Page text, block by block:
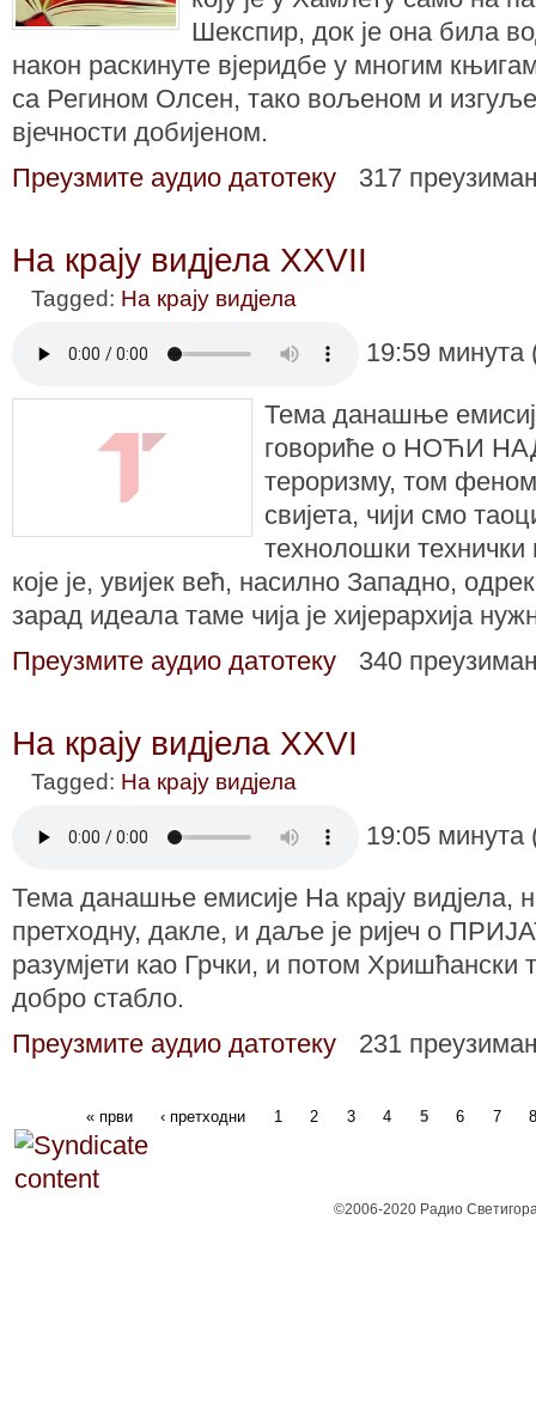
Шекспир, док је она била
након раскинуте вјеридбе у многим
са Регином Олсен, тако вољеном и
вјечности добијеном.
Преузмите аудио датотеку
317
На крају видјела XXVII
Tagged: На крају видјела
19:59
Тема данашње
говориће о НОЋИ
тероризму, том
свијета, чији смо
технолошки
које је, увијек већ, насилно Западно,
зарад идеала таме чија је хијерархија
Преузмите аудио датотеку
340
На крају видјела XXVI
Tagged: На крају видјела
19:05
Тема данашње емисије На крају видјела,
претходну, дакле, и даље је ријеч о
разумјети као Грчки, и потом Хришћански
добро стабло.
Преузмите аудио датотеку
231
« први ‹ претходни 1 2 3 4 5 6 7
©2006-2020 Радио